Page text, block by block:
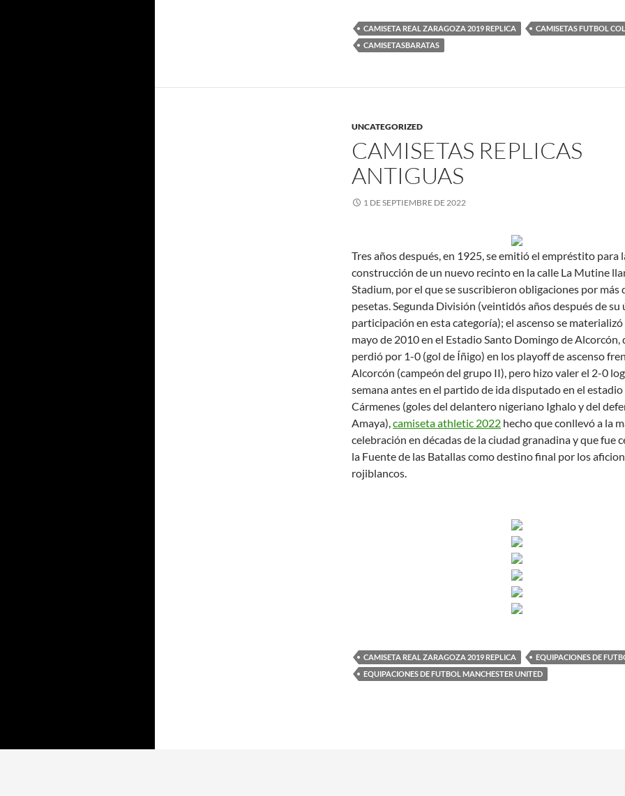
CAMISETA REAL ZARAGOZA 2019 REPLICA
CAMISETAS FUTBOL
CAMISETASBARATAS
UNCATEGORIZED
CAMISETAS REPLICAS
ANTIGUAS
1 DE SEPTIEMBRE DE 2022
Tres años después, en 1925, se emitió el empréstito para
construcción de un nuevo recinto en la calle La Mutine
Stadium, por el que se suscribieron obligaciones por más
pesetas. Segunda División (veintidós años después de su
participación en esta categoría); el ascenso se materializó
mayo de 2010 en el Estadio Santo Domingo de Alcorcón,
perdió por 1-0 (gol de Íñigo) en los playoff de ascenso
Alcorcón (campeón del grupo II), pero hizo valer el 2-0
semana antes en el partido de ida disputado en el estadio
Cármenes (goles del delantero nigeriano Ighalo y del
Amaya),camiseta athletic 2022 hecho que conllevó a la
celebración en décadas de la ciudad granadina y que fue
la Fuente de las Batallas como destino final por los
rojiblancos.
CAMISETA REAL ZARAGOZA 2019 REPLICA
EQUIPACIONES DE
EQUIPACIONES DE FUTBOL MANCHESTER UNITED